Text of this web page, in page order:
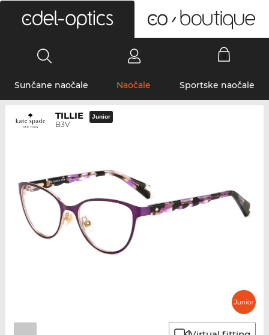
Sunčane naočale Naočale Sportske naočale
TILLIE
B3V
Junior